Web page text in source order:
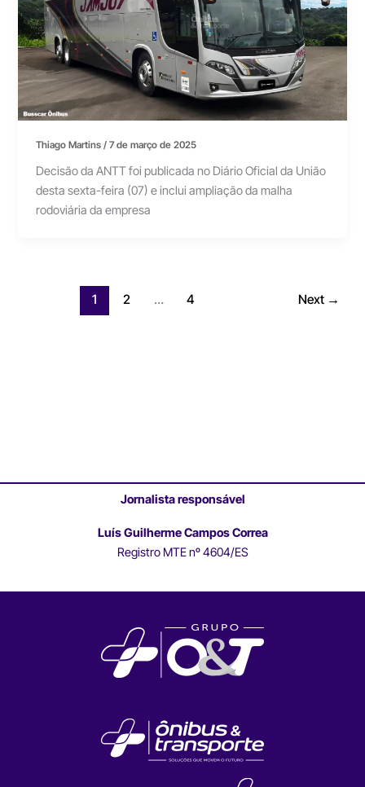
Thiago Martins/7 de março de 2025
Decisão da ANTT foi publicada no Diário Oficial da União
desta sexta-feira (07) e inclui ampliação da malha
rodoviária da empresa
1 2 … 4 Next →
Jornalista responsável
Luís Guilherme Campos Correa
Registro MTE nº 4604/ES